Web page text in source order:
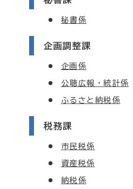
秘書係
企画調整課
企画係
公聴広報・統計係
ふるさと納税係
税務課
市民税係
資産税係
納税係